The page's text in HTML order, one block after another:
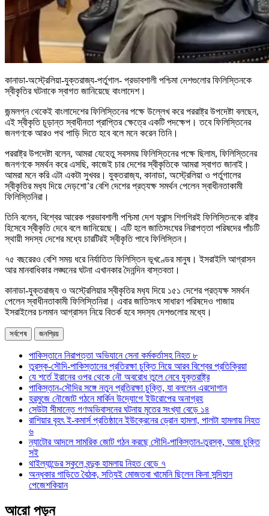
কানাডা-অস্ট্রেলিয়া-যুক্তরাজ্য-পর্তুগাল- প্রভাবশালী পশ্চিমা দেশগুলোর ফিলিস্তিনকে
স্বীকৃতির ঘটনাকে স্বাগত জানিয়েছে বাংলাদেশ।
জন্মলগ্ন থেকেই বাংলাদেশের ফিলিস্তিনের পক্ষে উল্লেখ করে পররাষ্ট্র উপদেষ্টা বলছেন,
এই স্বীকৃতি চূড়ান্ত স্বাধীনতা প্রাপ্তির ক্ষেত্রে একটি পদক্ষেপ। তবে ফিলিস্তিনের
জনগণকে আরও পথ পাড়ি দিতে হবে বলে মনে করেন তিনি।
পররাষ্ট্র উপদেষ্টা বলেন, আমরা যেহেতু সবসময় ফিলিস্তিনের পক্ষে ছিলাম, ফিলিস্তিনের
জনগণকে সমর্থন করে এসছি, কাজেই চার দেশের স্বীকৃতিকে আমরা স্বাগত জানাই।
আমরা মনে করি এটা একটা সুখবর। যুক্তরাজ‍্য, কানাডা, অস্ট্রেলিয়া ও পর্তুগালের
স্বীকৃতির মধ‍্য দিয়ে দেড়শো’র বেশি দেশের প্রত‍্যক্ষ সমর্থন পেলেন স্বাধীনতাকামী
ফিলিস্তিনিরা।
তিনি বলেন, বিশ্বের আরেক প্রভাবশালী পশ্চিমা দেশ ফ্রান্স শিগগিরই ফিলিস্তিনকে রাষ্ট্র
হিসেবে স্বীকৃতি দেবে বলে জানিয়েছে। এটি হলে জাতিসংঘের নিরাপত্তা পরিষদের পাঁচটি
স্থায়ী সদস্য দেশের মধ্যে চারটিরই স্বীকৃতি পাবে ফিলিস্তিন।
৭৫ বছরেরও বেশি সময় ধরে নির্যাতিত ফিলিস্তিন ভূখণ্ডের মানুষ। ইসরাইলি আগ্রাসন
আর মানবাধিকার লঙ্ঘনের ঘটনা এখানকার দৈনন্দিন বাস্তবতা।
কানাডা-যুক্তরাজ‍্য ও অস্ট্রেলিয়ার স্বীকৃতির মধ‍্য দিয়ে ১৫১ দেশের প্রত‍্যক্ষ সমর্থন
পেলেন স্বাধীনতাকামী ফিলিস্তিনিরা। এবার জাতিসংঘ সাধারণ পরিষদেও গাজায়
ইসরাইলের চলমান আগ্রাসন নিয়ে বিতর্ক হবে সদস‍্য দেশগুলোর মধ্যে।
সর্বশেষ জনপ্রিয়
পাকিস্তানে নিরাপত্তা অভিযানে সেনা কর্মকর্তাসহ নিহত ৮
তুরস্ক-সৌদি-পাকিস্তানের প্রতিরক্ষা চুক্তি নিয়ে আরব বিশ্বের প্রতিক্রিয়া
যে শর্তে ইরানের ওপর থেকে নৌ অবরোধ তুলে নেবে যুক্তরাষ্ট্র
পাকিস্তান-সৌদির সঙ্গে নতুন প্রতিরক্ষা চুক্তি, যা বললেন এরদোগান
হরমুজে নৌজোট গঠনে মার্কিন উদ্যোগে ইউরোপের অনাগ্রহ
সেউটা সীমান্তে গণঅভিবাসনের ঘটনায় মৃতের সংখ্যা বেড়ে ১৪
রাশিয়ার বৃহৎ ই-কমার্স প্রতিষ্ঠানে ইউক্রেনের ড্রোন হামলা, পালটা হামলায় নিহত
৬
ন্যাটোর আদলে সামরিক জোট গঠন করছে সৌদি-পাকিস্তান-তুরস্ক, আজ চুক্তি
সই
থাইল্যান্ডের স্কুলে বন্দুক হামলায় নিহত বেড়ে ৭
অন্ধকার গাড়িতে বৈঠক, সত্যিই মোজতবা খামেনি ছিলেন কিনা সন্দিহান
পেজেশকিয়ান
আরো পড়ুন